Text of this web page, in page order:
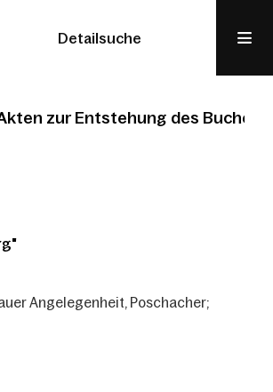
Detailsuche
zur Entstehung des Buches
Angelegenheit, Poschacher;